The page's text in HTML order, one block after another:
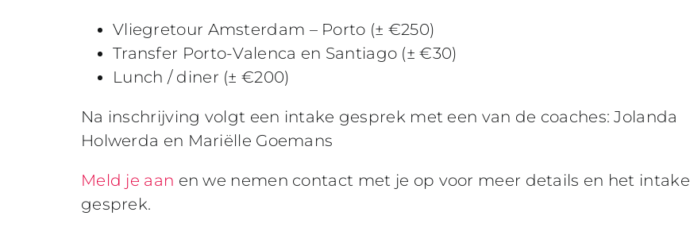
Vliegretour Amsterdam – Porto (± €250)
Transfer Porto-Valenca en Santiago (± €30)
Lunch / diner (± €200)
Na inschrijving volgt een intake gesprek met een van de coaches: Jolanda
Holwerda en Mariëlle Goemans
Meld je aan en we nemen contact met je op voor meer details en het intake
gesprek.